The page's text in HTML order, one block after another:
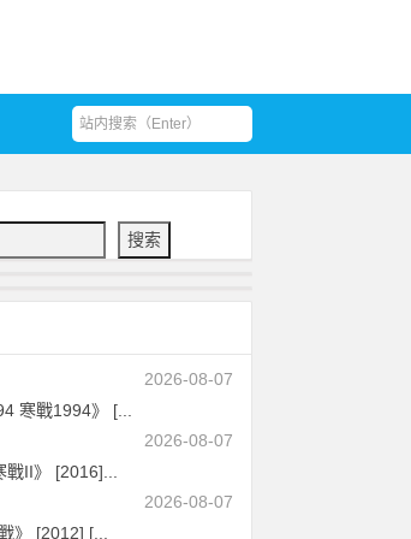
搜索
2026-08-07
寒戰1994》 [...
2026-08-07
戰II》 [2016]...
2026-08-07
》 [2012] [...